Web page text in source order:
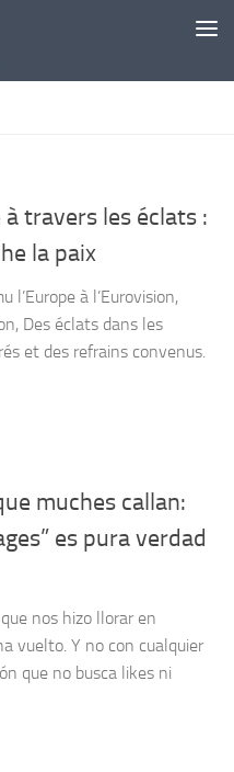
travers les éclats :
la paix
l’Europe à l’Eurovision,
Des éclats dans les
et des refrains convenus.
muches callan:
es pura verdad
nos hizo llorar en
vuelto. Y no con cualquier
que no busca likes ni